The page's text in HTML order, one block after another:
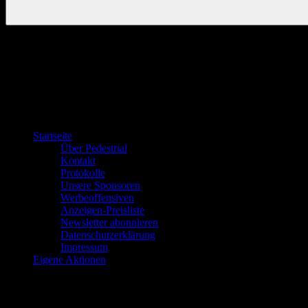
Startseite
Über Pedestrial
Kontakt
Protokolle
Unsere Sponsoren
Werbeoffensiven
Anzeigen-Preisliste
Newsletter abonnieren
Datenschutzerklärung
Impressum
Eigene Aktionen